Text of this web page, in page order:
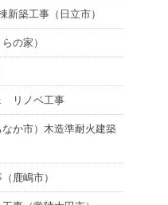
新築工事（日立市）
の家）
リノベ工事
か市）木造準耐火建築
鹿嶋市）